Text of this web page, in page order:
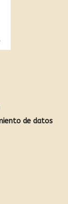
de datos